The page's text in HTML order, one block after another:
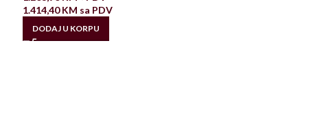
1.414,40KM sa PDV
DODAJ U KORPU